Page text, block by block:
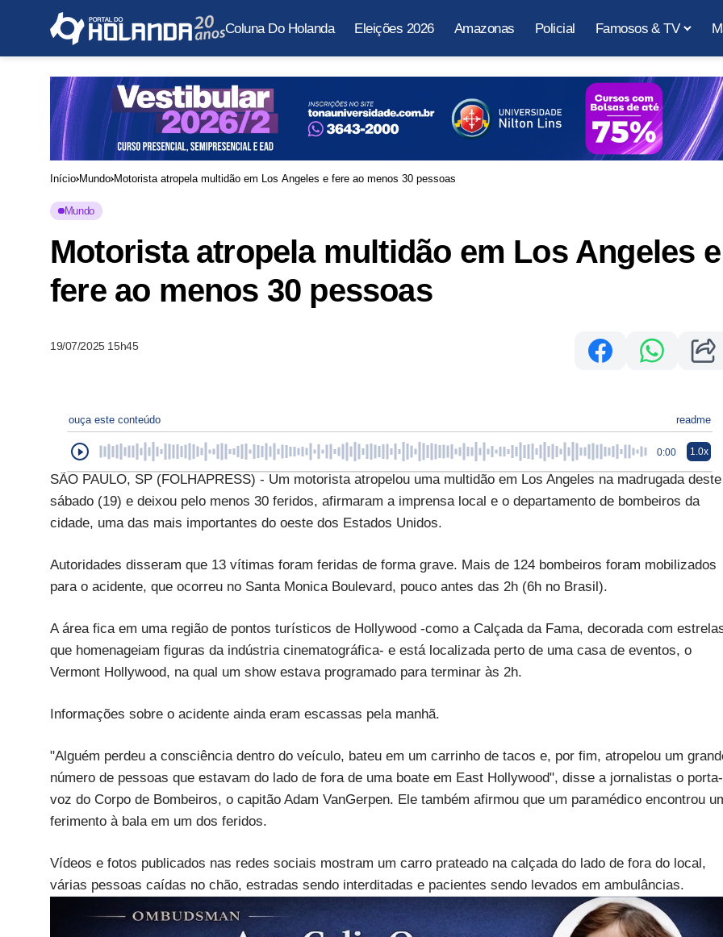
Coluna Do Holanda Eleições 2026 Amazonas Policial Famosos & TV
Início Mundo Motorista atropela multidão em Los Angeles e fere ao menos 30 pessoas
Mundo
Motorista atropela multidão em Los Angeles e
fere ao menos 30 pessoas
19/07/2025 15h45
ouça este conteúdo readme
0:00 1.0x
SÃO PAULO, SP (FOLHAPRESS) - Um motorista atropelou uma multidão em Los Angeles na madrugada deste
sábado (19) e deixou pelo menos 30 feridos, afirmaram a imprensa local e o departamento de bombeiros da
cidade, uma das mais importantes do oeste dos Estados Unidos.
Autoridades disseram que 13 vítimas foram feridas de forma grave. Mais de 124 bombeiros foram mobilizados
para o acidente, que ocorreu no Santa Monica Boulevard, pouco antes das 2h (6h no Brasil).
A área fica em uma região de pontos turísticos de Hollywood -como a Calçada da Fama, decorada com
que homenageiam figuras da indústria cinematográfica- e está localizada perto de uma casa de eventos, o
Vermont Hollywood, na qual um show estava programado para terminar às 2h.
Informações sobre o acidente ainda eram escassas pela manhã.
"Alguém perdeu a consciência dentro do veículo, bateu em um carrinho de tacos e, por fim, atropelou um
número de pessoas que estavam do lado de fora de uma boate em East Hollywood", disse a jornalistas o porta-
voz do Corpo de Bombeiros, o capitão Adam VanGerpen. Ele também afirmou que um paramédico encontrou
ferimento à bala em um dos feridos.
Vídeos e fotos publicados nas redes sociais mostram um carro prateado na calçada do lado de fora do local,
várias pessoas caídas no chão, estradas sendo interditadas e pacientes sendo levados em ambulâncias.